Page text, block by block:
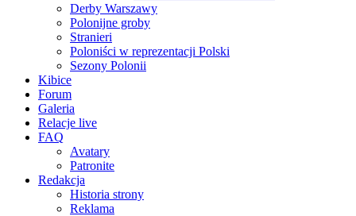
Derby Warszawy
Polonijne groby
Stranieri
Poloniści w reprezentacji Polski
Sezony Polonii
Kibice
Forum
Galeria
Relacje live
FAQ
Avatary
Patronite
Redakcja
Historia strony
Reklama